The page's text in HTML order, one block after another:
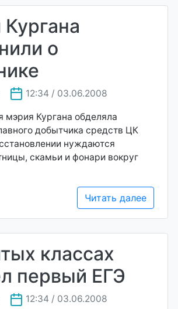
о
12:34 / 03.06.2008
мэрия Кургана обделяла
добытчика средств ЦК
нуждаются
скамьи и фонари вокруг
Читать далее
классах
первый ЕГЭ
12:34 / 03.06.2008